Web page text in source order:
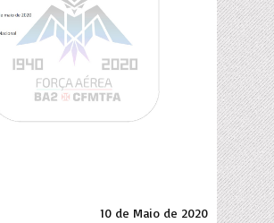
10 de Maio de 2020